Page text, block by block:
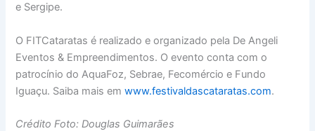
e Sergipe.
O FITCataratas é realizado e organizado pela De Angeli
Eventos & Empreendimentos. O evento conta com o
patrocínio do AquaFoz, Sebrae, Fecomércio e Fundo
Iguaçu. Saiba mais em www.festivaldascataratas.com.
Crédito Foto: Douglas Guimarães